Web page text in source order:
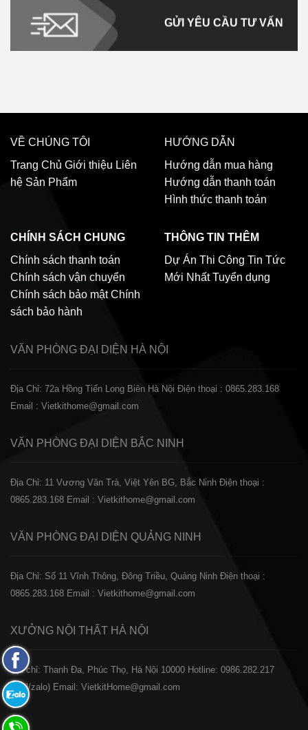
GỬI YÊU CẦU TƯ VẤN
VỀ CHÚNG TÔI
Trang Chủ Giới thiệu Liên
hệ Sản Phẩm
HƯỚNG DẪN
Hướng dẫn mua hàng
Hướng dẫn thanh toán
Hình thức thanh toán
CHÍNH SÁCH CHUNG
Chính sách thanh toán
Chính sách vận chuyển
Chính sách bảo mật Chính
sách bảo hành
THÔNG TIN THÊM
Dự Án Thi Công Tin Tức
Mới Nhất Tuyển dụng
VĂN PHÒNG ĐẠI DIỆN HÀ NỘI
Địa Chỉ: 72a Hồng Tiến Long Biên Hà Nội Điện thoại : 0865.283.168
Email : Vietkithome@gmail.com
VĂN PHÒNG ĐẠI DIỆN BẮC NINH
Địa Chỉ: 11 Vương Văn Trà, Việt Yên BG, Bắc Ninh Điện thoại :
0865.283.168 Email : Vietkithome@gmail.com
VĂN PHÒNG ĐẠI DIỆN QUẢNG NINH
Địa Chỉ: Số 11 Vĩnh Thông, Đông Triều, Quảng Ninh Điện thoại :
0865.283.168 Email : Vietkithome@gmail.com
XƯỞNG NỘI THẤT HÀ NỘI
️Địa chỉ: Thanh Đa, Phúc Thọ, Hà Nội 10000 Hotline: 0986.282.217
(Call/zalo) Email: VietkitHome@gmail.com
Fanpage
Facebook
Zalo:
0865.283.168